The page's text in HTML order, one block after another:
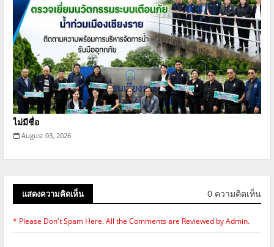
ไม่มีชื่อ
August 03, 2026
แสดงความคิดเห็น 0 ความคิดเห็น
* Please Don't Spam Here. All the Comments are Reviewed by Admin.